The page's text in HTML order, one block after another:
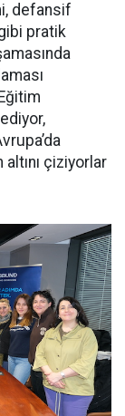
defansif
pratik
altını çiziyorlar